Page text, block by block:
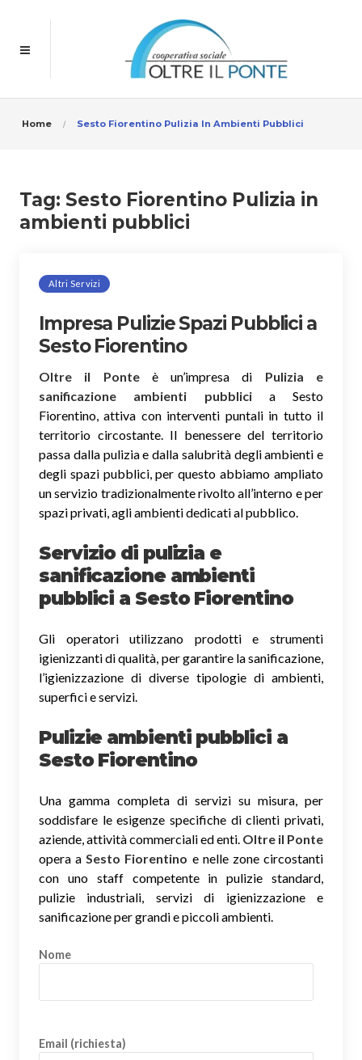
Home Sesto Fiorentino Pulizia In Ambienti Pubblici
Tag: Sesto Fiorentino Pulizia in
ambienti pubblici
Altri Servizi
Impresa Pulizie Spazi Pubblici a
Sesto Fiorentino
Oltre il Ponteè un’impresa di Pulizia e
sanificazione ambienti pubblicia Sesto
Fiorentino, attiva con interventi puntali in tutto il
territorio circostante. Il benessere del territorio
passa dalla pulizia e dalla salubrità degli ambienti e
degli spazi pubblici, per questo abbiamo ampliato
un servizio tradizionalmente rivolto all’interno e per
spazi privati, agli ambienti dedicati al pubblico.
Servizio di pulizia e
sanificazione ambienti
pubblici a Sesto Fiorentino
Gli operatori utilizzano prodotti e strumenti
igienizzanti di qualità, per garantire la sanificazione,
l’igienizzazione di diverse tipologie di ambienti,
superfici e servizi.
Pulizie ambienti pubblici a
Sesto Fiorentino
Una gamma completa di servizi su misura, per
soddisfare le esigenze specifiche di clienti privati,
aziende, attività commerciali ed enti. Oltre il Ponte
opera aSesto Fiorentino e nelle zone circostanti
con uno staff competente in pulizie standard,
pulizie industriali, servizi di igienizzazione e
sanificazione per grandi e piccoli ambienti.
Nome
Email (richiesta)